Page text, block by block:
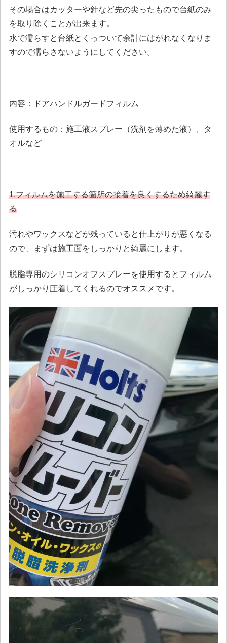
その場合はカッターや針など先の尖ったもので台紙のみ
を取り除くことが出来ます。
水で濡らすと台紙とくっついて余計にはがれなくなりま
すので濡らさないようにしてください。
内容：ドアハンドルガードフィルム
使用するもの：施工液スプレー（洗剤を薄めた液）、タ
オルなど
1.フィルムを施工する箇所の接着を良くするため綺麗す
る
汚れやワックスなどが残っていると仕上がりが悪くなる
ので、まずは施工面をしっかりと綺麗にします。
脱脂専用のシリコンオフスプレーを使用するとフィルム
がしっかり圧着してくれるのでオススメです。